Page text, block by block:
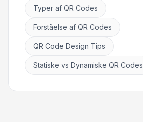
Typer af QR Codes
Forståelse af QR Codes
QR Code Design Tips
Statiske vs Dynamiske QR Codes